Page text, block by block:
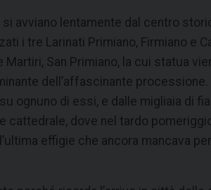
avviano lentamente dal centro
i tre Larinati Primiano, Firmiano e
San Primiano, la cui statua
dell’affascinante
ognuno di essi, e dalle migliaia di
cattedrale, dove nel tardo
effigie che ancora mancava